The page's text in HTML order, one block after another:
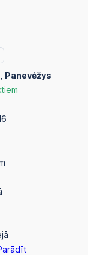
Panevėžys